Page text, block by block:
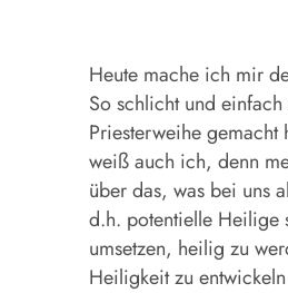
Heute mache ich mir
So schlicht und
Priesterweihe
weiß auch ich, denn
über das, was bei uns
d.h. potentielle Heilige
umsetzen, heilig zu
Heiligkeit zu